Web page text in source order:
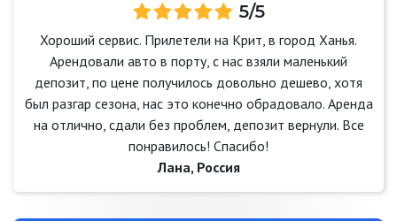
5/5
Хороший сервис. Прилетели на Крит, в город Ханья.
Арендовали авто в порту, с нас взяли маленький
депозит, по цене получилось довольно дешево, хотя
был разгар сезона, нас это конечно обрадовало. Аренда
на отлично, сдали без проблем, депозит вернули. Все
понравилось! Спасибо!
Лана, Россия